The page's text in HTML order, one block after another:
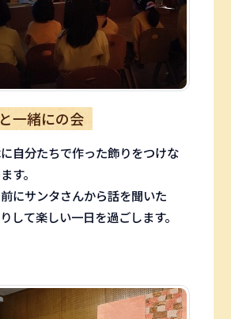
一緒にの会
自分たちで作った飾りをつけな
す。
にサンタさんから話を聞いた
して楽しい一日を過ごします。